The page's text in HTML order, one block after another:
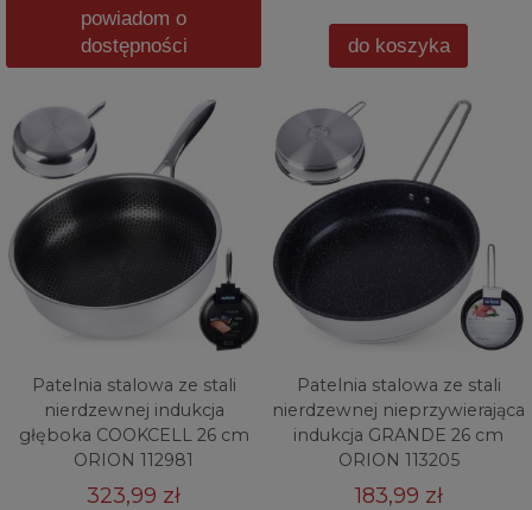
powiadom o
dostępności
do koszyka
Patelnia stalowa ze stali
nierdzewnej indukcja
głęboka COOKCELL 26 cm
ORION 112981
323,99 zł
Patelnia stalowa ze stali
nierdzewnej nieprzywierająca
indukcja GRANDE 26 cm
ORION 113205
183,99 zł